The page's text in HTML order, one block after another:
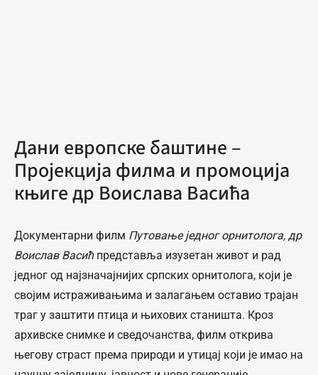
Дани европске баштине –
Пројекција филма и промоција
књиге др Воислава Васића
Документарни филм Путовање једног орнитолога, др
Воислав Васићпредставља изузетан живот и рад
једног од најзначајнијих српских орнитолога, који је
својим истраживањима и залагањем оставио трајан
траг у заштити птица и њихових станишта. Кроз
архивске снимке и сведочанства, филм открива
његову страст према природи и утицај који је имао на